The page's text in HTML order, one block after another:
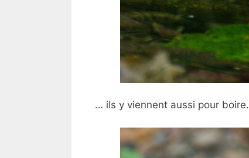
… ils y viennent aussi pour boire.